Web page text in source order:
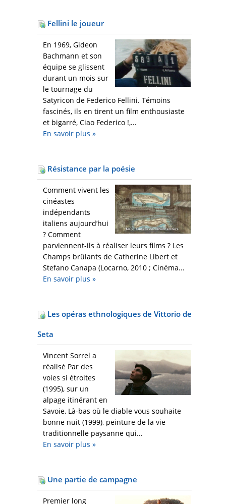
Fellini le joueur
En 1969, Gideon
Bachmann et son
équipe se glissent
durant un mois sur
le tournage du
Satyricon de Federico Fellini. Témoins
fascinés, ils en tirent un film enthousiaste
et bigarré, Ciao Federico !,...
En savoir plus »
Résistance par la poésie
Comment vivent les
cinéastes
indépendants
italiens aujourd’hui
? Comment
parviennent-ils à réaliser leurs films ? Les
Champs brûlants de Catherine Libert et
Stefano Canapa (Locarno, 2010 ; Cinéma...
En savoir plus »
Les opéras ethnologiques de Vittorio de
Seta
Vincent Sorrel a
réalisé Par des
voies si étroites
(1995), sur un
alpage itinérant en
Savoie, Là-bas où le diable vous souhaite
bonne nuit (1999), peinture de la vie
traditionnelle paysanne qui...
En savoir plus »
Une partie de campagne
Premier long